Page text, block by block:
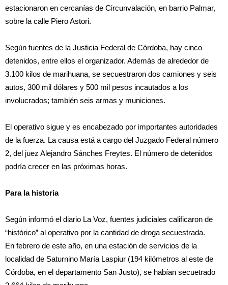
estacionaron en cercanías de Circunvalación, en barrio Palmar,
sobre la calle Piero Astori.
Según fuentes de la Justicia Federal de Córdoba, hay cinco
detenidos, entre ellos el organizador. Además de alrededor de
3.100 kilos de marihuana, se secuestraron dos camiones y seis
autos, 300 mil dólares y 500 mil pesos incautados a los
involucrados; también seis armas y municiones.
El operativo sigue y es encabezado por importantes autoridades
de la fuerza. La causa está a cargo del Juzgado Federal número
2, del juez Alejandro Sánches Freytes. El número de detenidos
podría crecer en las próximas horas.
Para la historia
Según informó el diario La Voz, fuentes judiciales calificaron de
“histórico” al operativo por la cantidad de droga secuestrada.
En febrero de este año, en una estación de servicios de la
localidad de Saturnino María Laspiur (194 kilómetros al este de
Córdoba, en el departamento San Justo), se habían secuetrado